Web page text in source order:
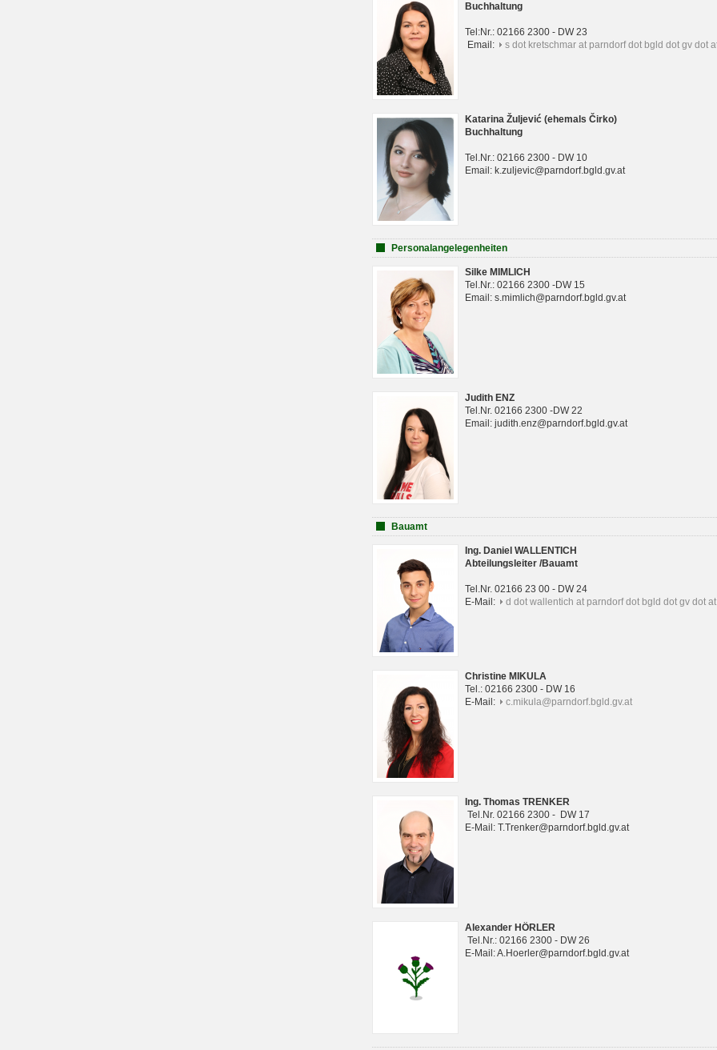
Buchhaltung
Tel:Nr.: 02166 2300 - DW 23
Email:
s dot kretschmar at parndorf dot bgld dot gv dot
Katarina Žuljević (ehemals Čirko)
Buchhaltung
Tel.Nr.: 02166 2300 - DW 10
Email: k.zuljevic@parndorf.bgld.gv.at
Personalangelegenheiten
Silke MIMLICH
Tel.Nr.: 02166 2300 -DW 15
Email: s.mimlich@parndorf.bgld.gv.at
Judith ENZ
Tel.Nr. 02166 2300 -DW 22
Email: judith.enz@parndorf.bgld.gv.at
Bauamt
Ing. Daniel WALLENTICH
Abteilungsleiter /Bauamt
Tel.Nr. 02166 23 00 - DW 24
E-Mail:
d dot wallentich at parndorf dot bgld dot gv dot at
Christine MIKULA
Tel.: 02166 2300 - DW 16
E-Mail:
c.mikula@parndorf.bgld.gv.at
Ing. Thomas TRENKER
Tel.Nr. 02166 2300 - DW 17
E-Mail: T.Trenker@parndorf.bgld.gv.at
Alexander HÖRLER
Tel.Nr.: 02166 2300 - DW 26
E-Mail: A.Hoerler@parndorf.bgld.gv.at